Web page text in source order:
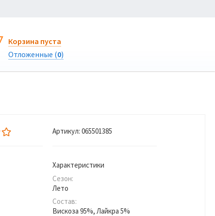
Корзина пуста
Отложенные (0)
Артикул: 065501385
Характеристики
Сезон:
Лето
Состав:
Вискоза 95%, Лайкра 5%